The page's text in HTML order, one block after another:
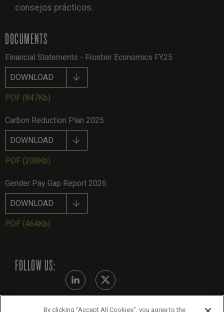
consejos prácticos.
DOCUMENTS
Financial Statements - Frontier Economics FY25
DOWNLOAD
PDF (847Kb)
Carbon Reduction Plan 2025
DOWNLOAD
PDF (208Kb)
Gender Pay Gap Report 2026
DOWNLOAD
PDF (464Kb)
FOLLOW US:
By clicking “Accept All Cookies”, you agree to the